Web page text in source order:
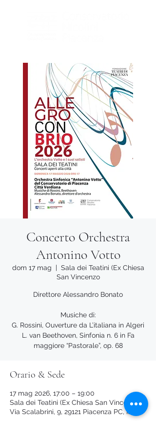
Concerto Orchestra
Antonino Votto
dom 17 mag
  |
Sala dei Teatini (Ex Chiesa
San Vincenzo
Direttore Alessandro Bonato
Musiche di:
G. Rossini, Ouverture da L’italiana in Algeri
L. van Beethoven, Sinfonia n. 6 in Fa
maggiore “Pastorale”, op. 68
Orario & Sede
17 mag 2026, 17:00 – 19:00
Sala dei Teatini (Ex Chiesa San Vincenzo,
Via Scalabrini, 9, 29121 Piacenza PC, Italia